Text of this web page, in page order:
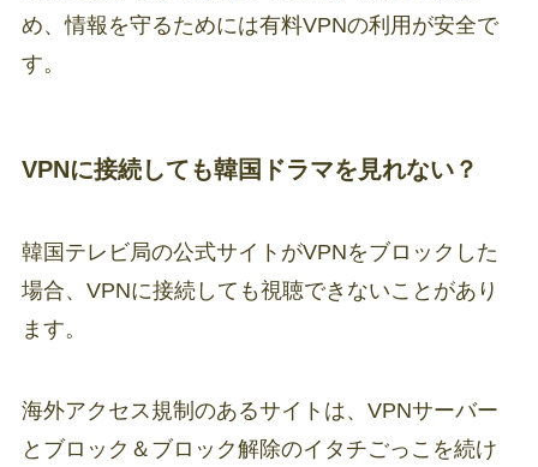
め、情報を守るためには有料VPNの利用が安全で
す。
VPNに接続しても韓国ドラマを見れない？
韓国テレビ局の公式サイトがVPNをブロックした
場合、VPNに接続しても視聴できないことがあり
ます。
海外アクセス規制のあるサイトは、VPNサーバー
とブロック＆ブロック解除のイタチごっこを続け